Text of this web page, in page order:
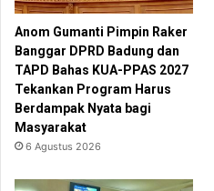
Anom Gumanti Pimpin Raker
Banggar DPRD Badung dan
TAPD Bahas KUA-PPAS 2027
Tekankan Program Harus
Berdampak Nyata bagi
Masyarakat
6 Agustus 2026